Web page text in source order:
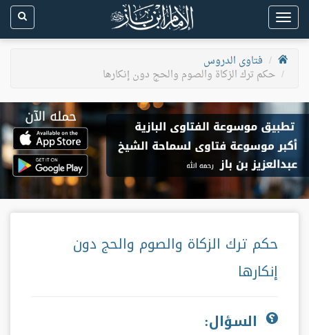
Toggle
navigation
فتاوى الدروس
حكم ترك الزكاة والصوم والحج دون إنكارها
حكم ترك الزكاة والصوم والحج دون
إنكارها
السؤال: